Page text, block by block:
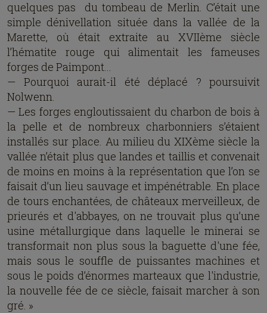
quelques pas du tombeau de Merlin. C’était une
simple dénivellation située dans la vallée de la
Marette, où était extraite au XVIIème siècle
l’hématite rouge qui alimentait les fameuses
forges de Paimpont...
— Pourquoi aurait-il été déplacé ? poursuivit
Nolwenn.
— Les forges engloutissaient du charbon de bois à
la pelle et de nombreux charbonniers s’étaient
installés sur place. Au milieu du XIXème siècle la
vallée n’était plus que landes et taillis et convenait
de moins en moins à la représentation que l’on se
faisait d’un lieu sauvage et impénétrable. En place
de tours enchantées, de châteaux merveilleux, de
prieurés et d'abbayes, on ne trouvait plus qu’une
usine métallurgique dans laquelle le minerai se
transformait non plus sous la baguette d'une fée,
mais sous le souffle de puissantes machines et
sous le poids d’énormes marteaux que l'industrie,
la nouvelle fée de ce siècle, faisait marcher à son
gré. »